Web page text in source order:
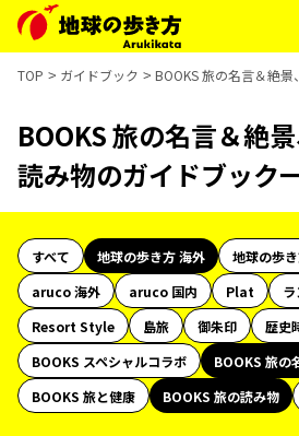
TOP ガイドブック BOOKS 旅の名言＆絶
BOOKS 旅の名言＆絶
読み物のガイドブック
すべて 地球の歩き方 海外
地球の歩
aruco 海外
aruco 国内 Plat
Resort Style
島旅 御朱印 歴史
BOOKS スペシャルコラボ
BOOKS 旅の
BOOKS 旅と健康
BOOKS 旅の読み物